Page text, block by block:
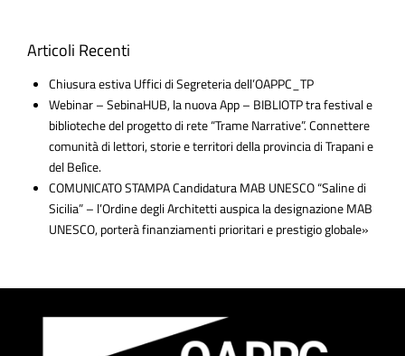
Articoli Recenti
Chiusura estiva Uffici di Segreteria dell’OAPPC_TP
Webinar – SebinaHUB, la nuova App – BIBLIOTP tra festival e
biblioteche del progetto di rete “Trame Narrative”. Connettere
comunità di lettori, storie e territori della provincia di Trapani e
del Belìce.
COMUNICATO STAMPA Candidatura MAB UNESCO “Saline di
Sicilia” – l’Ordine degli Architetti auspica la designazione MAB
UNESCO, porterà finanziamenti prioritari e prestigio globale»